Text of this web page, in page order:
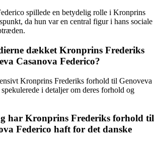
spillede en betydelig rolle i Kronprins
da hun var en central figur i hans sociale
dækket Kronprins Frederiks
Casanova Federico?
Kronprins Frederiks forhold til Genoveva
i detaljer om deres forhold og
har Kronprins Frederiks forhold til
Federico haft for det danske